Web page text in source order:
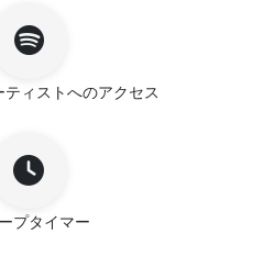
ィストへのアクセス
プタイマー